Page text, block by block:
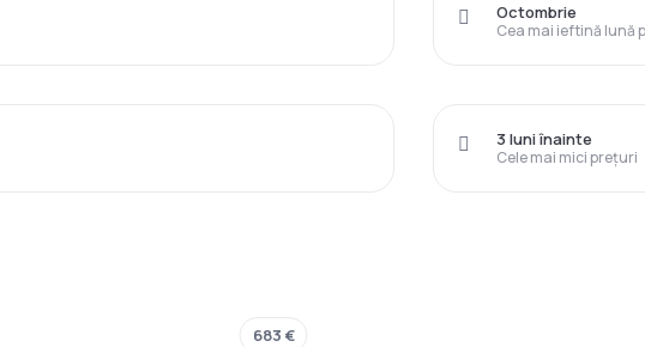
Cea mai ieftină lună
Octombrie
Cele mai mici prețuri
3 luni înainte
683 €